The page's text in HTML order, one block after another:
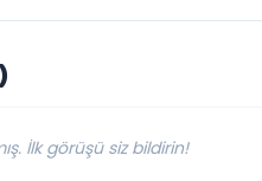
İlk görüşü siz bildirin!